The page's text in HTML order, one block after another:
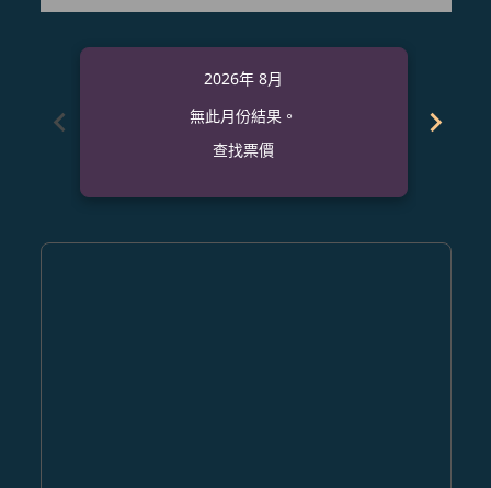
chevron_left
2026年 8月
無此月份結果。
查找票價
chevron_right